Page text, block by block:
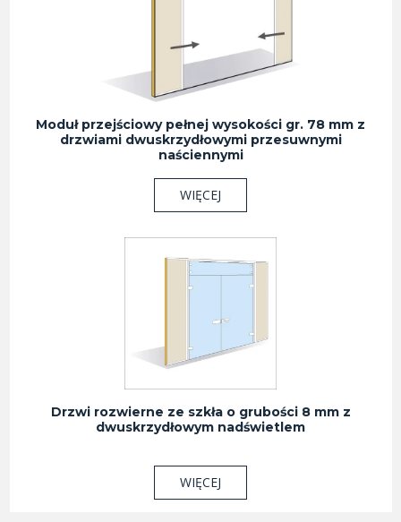
Moduł przejściowy pełnej wysokości gr. 78 mm z
drzwiami dwuskrzydłowymi przesuwnymi
naściennymi
WIĘCEJ
Drzwi rozwierne ze szkła o grubości 8 mm z
dwuskrzydłowym nadświetlem
WIĘCEJ